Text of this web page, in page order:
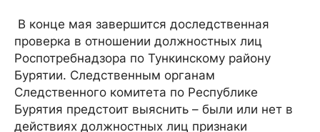
В конце мая завершится доследственная
проверка в отношении должностных лиц
Роспотребнадзора по Тункинскому району
Бурятии. Следственным органам
Следственного комитета по Республике
Бурятия предстоит выяснить – были или нет в
действиях должностных лиц признаки